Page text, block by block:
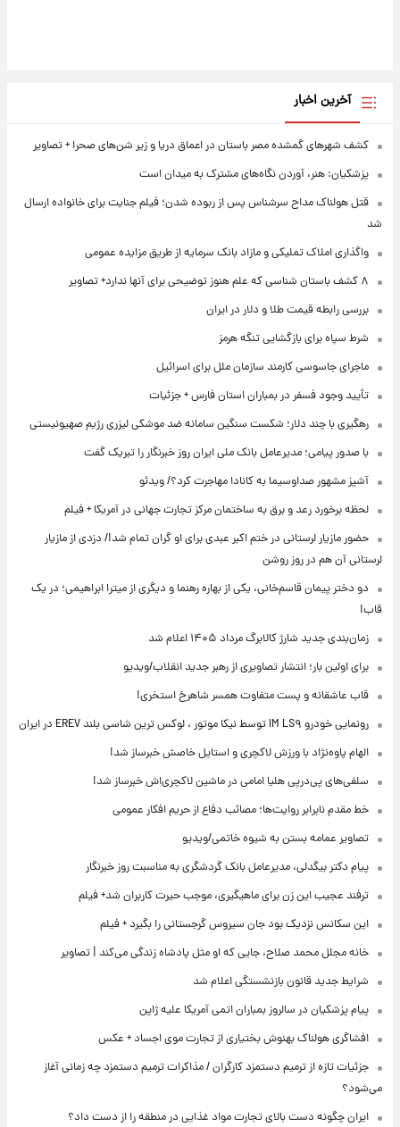
آخرین اخبار
کشف شهرهای گمشده مصر باستان در اعماق دریا و زیر شن‌های صحرا + تصاویر
پزشکیان: هنر، آوردن نگاه‌های مشترک به میدان است
قتل هولناک مداح سرشناس پس از ربوده شدن؛ فیلم جنایت برای خانواده ارسال
شد
واگذاری املاک تملیکی و مازاد بانک سرمایه از طریق مزایده عمومی
۸ کشف باستان شناسی که علم هنوز توضیحی برای آنها ندارد+ تصاویر
بررسی رابطه قیمت طلا و دلار در ایران
شرط سپاه برای بازگشایی تنگه هرمز
ماجرای جاسوسی کارمند سازمان ملل برای اسرائیل
تأیید وجود فسفر در بمباران استان فارس + جزئیات
رهگیری با چند دلار؛ شکست سنگین سامانه ضد موشکی لیزری رژیم صهیونیستی
با صدور پیامی؛ مدیرعامل بانک ملی ایران روز خبرنگار را تبریک گفت
آشپز مشهور صداوسیما به کانادا مهاجرت کرد؟/ ویدئو
لحظه برخورد رعد و برق به ساختمان مرکز تجارت جهانی در آمریکا + فیلم
حضور مازیار لرستانی در ختم اکبر عبدی برای او گران تمام شد!/ دزدی از مازیار
لرستانی آن هم در روز روشن
دو دختر پیمان قاسم‌خانی، یکی از بهاره رهنما و دیگری از میترا ابراهیمی؛ در یک
قاب!
زمان‌بندی جدید شارژ کالابرگ مرداد ۱۴۰۵ اعلام شد
برای اولین بار؛ انتشار تصاویری از رهبر جدید انقلاب/ویدیو
قاب عاشقانه و پست متفاوت همسر شاهرخ استخری!
رونمایی خودرو IM LS۹ توسط نیکا موتور ، لوکس ترین شاسی بلند EREV در ایران
الهام پاوه‌نژاد با ورزش لاکچری و استایل خاصش خبرساز شد!
سلفی‌های پی‌درپی هلیا امامی در ماشین لاکچری‌اش خبرساز شد!
خط مقدم نابرابر روایت‌ها؛ مصائب دفاع از حریم افکار عمومی
تصاویر عمامه بستن به شیوه خاتمی/ویدیو
پیام دکتر بیگدلی، مدیرعامل بانک گردشگری به مناسبت روز خبرنگار
ترفند عجیب این زن برای ماهیگیری، موجب حیرت کاربران شد+ فیلم
این سکانس نزدیک بود جان سیروس گرجستانی را بگیرد + فیلم
خانه مجلل محمد صلاح، جایی که او مثل پادشاه زندگی می‌کند | تصاویر
شرایط جدید قانون بازنشستگی اعلام شد
پیام پزشکیان در سالروز بمباران اتمی آمریکا علیه ژاپن
افشاگری هولناک بهنوش بختیاری از تجارت موی اجساد + عکس
جزئیات تازه از ترمیم دستمزد کارگران / مذاکرات ترمیم دستمزد چه زمانی آغاز
می‌شود؟
ایران چگونه دست بالای تجارت مواد غذایی در منطقه را از دست داد؟